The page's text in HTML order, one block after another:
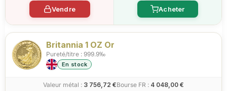
Vendre Acheter
Britannia 1 OZ Or
Pureté/titre : 999.9‰
En stock
Valeur métal : 3 756,72 €Bourse FR : 4 048,00 €